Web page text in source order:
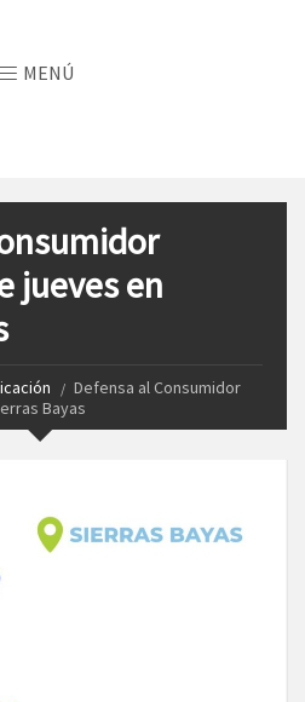
MENÚ
jueves en
Defensa al Consumidor
Bayas